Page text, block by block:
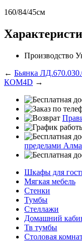
160/84/45см
Производство
← Бьянка
КОМ4D →
пределами
Шкафы для
Мягкая мебель
Стенки
Тумбы
Стеллажи
Домашний
Тв тумбы
Столовая